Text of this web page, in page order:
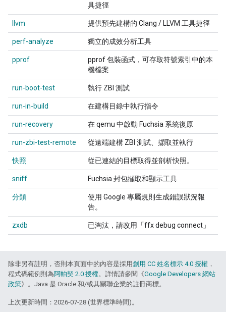
具捷徑
llvm 提供預先建構的 Clang / LLVM 工具捷徑
perf-analyze 獨立的成效分析工具
pprof
pprof 包裝函式，可存取符號索引中的本
機檔案
run-boot-test 執行 ZBI 測試
run-in-build 在建構目錄中執行指令
run-recovery 在 qemu 中啟動 Fuchsia 系統復原
run-zbi-test-remote 從遠端建構 ZBI 測試、擷取並執行
快照 從已連結的目標取得並剖析快照。
sniff Fuchsia 封包擷取和顯示工具
分類
使用 Google 專屬規則生成錯誤狀況報
告。
zxdb 已淘汰，請改用「ffx debug connect」
除非另有註明，否則本頁面中的內容是採用創用 CC 姓名標示 4.0 授權 ，
程式碼範例則為阿帕契 2.0 授權。詳情請參閱《Google Developers 網站
政策》。Java 是 Oracle 和/或其關聯企業的註冊商標。
上次更新時間：2026-07-28 (世界標準時間)。